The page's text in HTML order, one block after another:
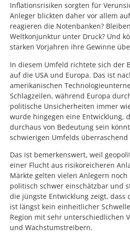
Inflationsrisiken sorgten für
Anleger blickten daher vor allem
reagieren die Notenbanken?
Weltkonjunktur unter Druck? Und
starken Vorjahren ihre Gewinne
In diesem Umfeld richtete sich der
auf die USA und Europa. Das ist
amerikanischen
Schlagzeilen, während Europa
politische Unsicherheiten immer
wurde hingegen eine Entwicklung,
durchaus von Bedeutung sein
schwierigen Umfelds
Das ist bemerkenswert, weil
einer Flucht aus risikoreicheren
Märkte gelten vielen Anlegern
politisch schwer einschätzbar und
die jüngste Entwicklung zeigt, dass
ist längst kein einheitlicher
Region mit sehr unterschiedlichen
und Wachstumstreibern.